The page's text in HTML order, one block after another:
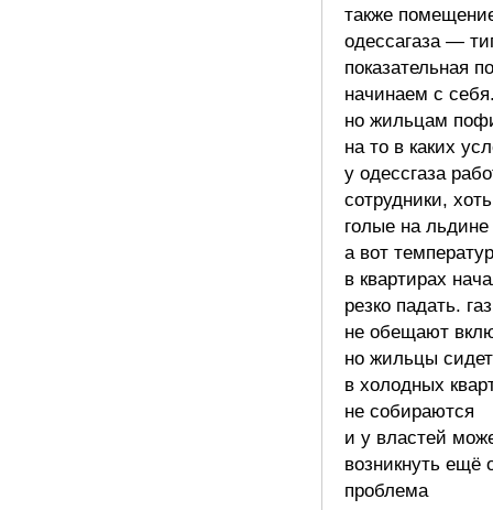
также
одессагаза —
показательная
начинаем с
но жильцам
на то в каких
у одессгаза
сотрудники,
голые на льдине
а вот
в квартирах
резко падать.
не обещают
но жильцы
в холодных
не собираются
и у властей
возникнуть ещё
проблема